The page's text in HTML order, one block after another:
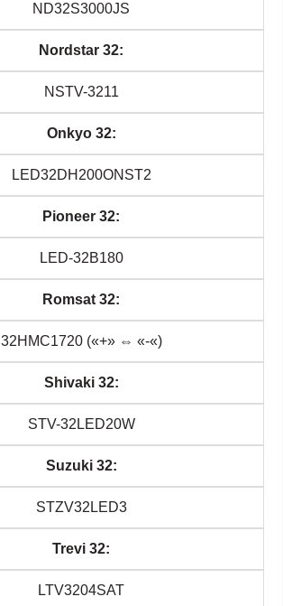
ND32S3000JS
Nordstar 32:
NSTV-3211
Onkyo 32:
LED32DH200ONST2
Pioneer 32:
LED-32B180
Romsat 32:
32HMC1720 («+» ⇔ «-«)
Shivaki 32:
STV-32LED20W
Suzuki 32:
STZV32LED3
Trevi 32:
LTV3204SAT